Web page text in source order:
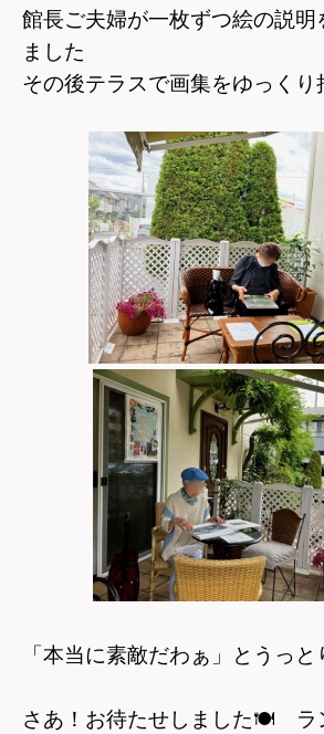
館長ご夫婦が一枚ずつ絵の説明
ました
その後テラスで画集をゆっくり
「本当に素敵だわぁ」とうっと
さあ！お待たせしました🍽 ラ